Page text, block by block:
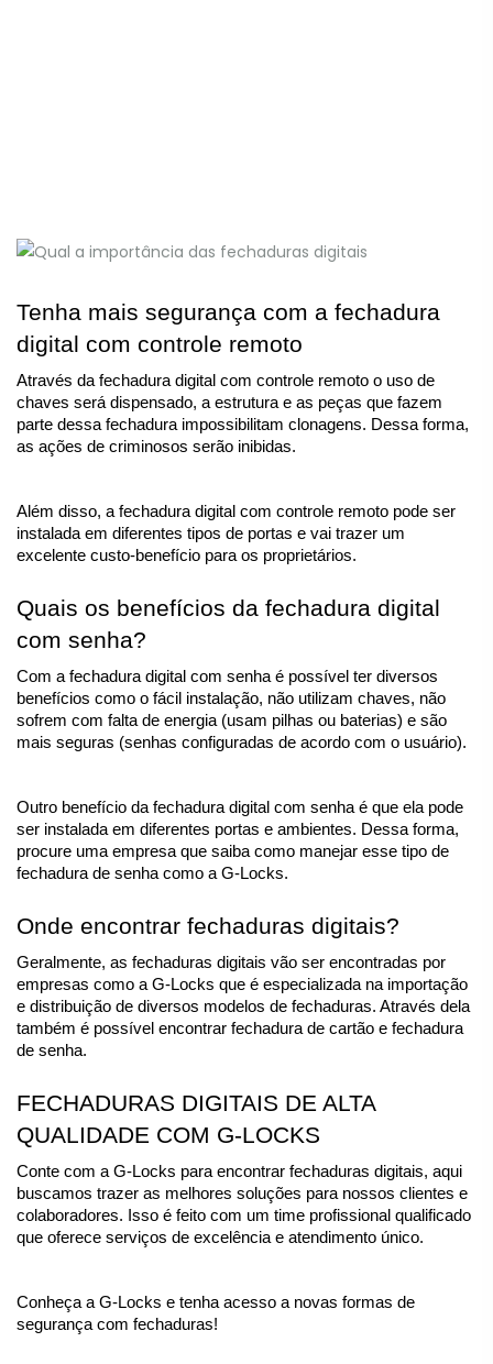
Tenha mais segurança com a fechadura
digital com controle remoto
Através da fechadura digital com controle remoto o uso de
chaves será dispensado, a estrutura e as peças que fazem
parte dessa fechadura impossibilitam clonagens. Dessa forma,
as ações de criminosos serão inibidas.
Além disso, a fechadura digital com controle remoto pode ser
instalada em diferentes tipos de portas e vai trazer um
excelente custo-benefício para os proprietários.
Quais os benefícios da fechadura digital
com senha?
Com a fechadura digital com senha é possível ter diversos
benefícios como o fácil instalação, não utilizam chaves, não
sofrem com falta de energia (usam pilhas ou baterias) e são
mais seguras (senhas configuradas de acordo com o usuário).
Outro benefício da fechadura digital com senha é que ela pode
ser instalada em diferentes portas e ambientes. Dessa forma,
procure uma empresa que saiba como manejar esse tipo de
fechadura de senha como a G-Locks.
Onde encontrar fechaduras digitais?
Geralmente, as fechaduras digitais vão ser encontradas por
empresas como a G-Locks que é especializada na importação
e distribuição de diversos modelos de fechaduras. Através dela
também é possível encontrar fechadura de cartão e fechadura
de senha.
FECHADURAS DIGITAIS DE ALTA
QUALIDADE COM G-LOCKS
Conte com a G-Locks para encontrar fechaduras digitais, aqui
buscamos trazer as melhores soluções para nossos clientes e
colaboradores. Isso é feito com um time profissional qualificado
que oferece serviços de excelência e atendimento único.
Conheça a G-Locks e tenha acesso a novas formas de
segurança com fechaduras!